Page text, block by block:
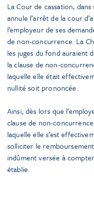
La Cour de cassation,
annule l’arrêt de la cour
l’employeur de ses
de non-concurrence. La
les juges du fond auraient
la clause de non-
laquelle elle était
nullité soit prononcée.
Ainsi, dès lors que
clause de non-
laquelle elle s’est
solliciter le
indûment versée à
établie.